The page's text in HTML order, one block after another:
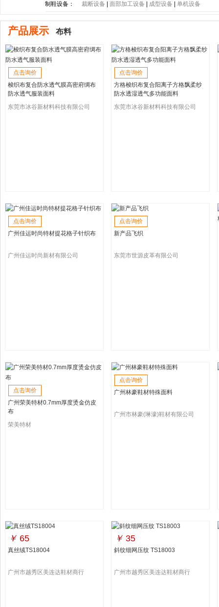
制鞋设备： 裁断设备 |面部加工设备 成型设备 |单机设备
产品展示 布料
点击询价
梭织布复合防水透气膜高密府绸布
防水透气服装面料
东莞市冰谷新材料科技有限公司
点击询价
方格梭织布复合阳离子方格飘柔纱
防水透湿透气多功能面料
东莞市冰谷新材料科技有限公司
点击询价
广州佳运时尚特材提花格子针织布
广州佳运时尚新材有限公司
点击询价
新产品飞织
东莞市世源皮革有限公司
点击询价
广州荣美特材0.7mm厚度烫金仿皮
布
荣美特材
点击询价
广州林豪鞋材特殊面料
广州市林豪(琳濠)鞋材有限公司
￥ 65
真丝绒TS18004
广州市越秀区美连达鞋材商行
￥ 35
斜纹细网压纹 TS18003
广州市越秀区美连达鞋材商行